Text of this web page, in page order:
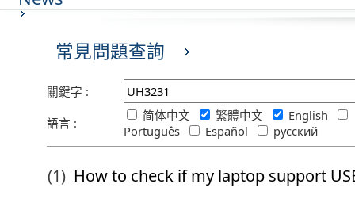
常見問題查詢
關鍵字 :
語言 :
简体中文 繁體中文 English
Português
Español русский